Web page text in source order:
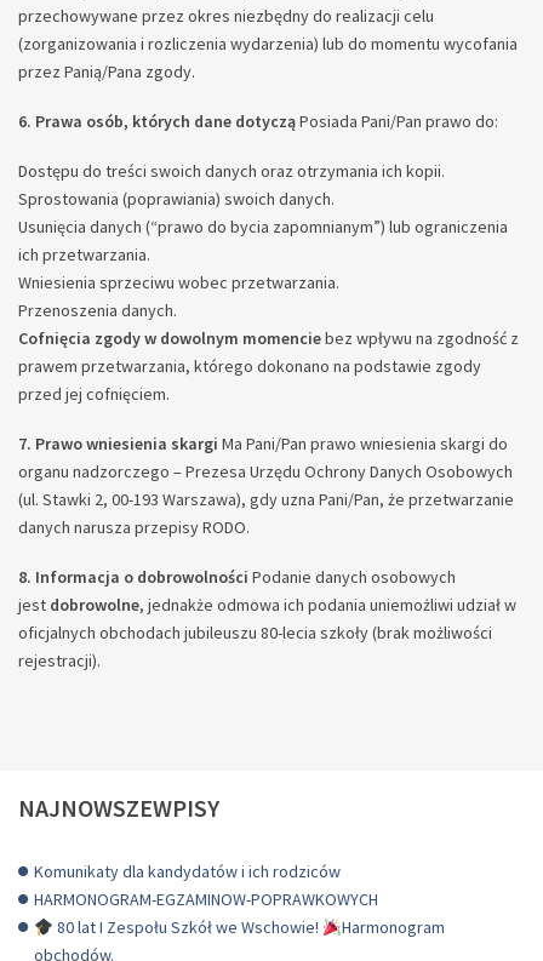
przechowywane przez okres niezbędny do realizacji celu
(zorganizowania i rozliczenia wydarzenia) lub do momentu wycofania
przez Panią/Pana zgody.
6. Prawa osób, których dane dotycząPosiada Pani/Pan prawo do:
Dostępu do treści swoich danych oraz otrzymania ich kopii.
Sprostowania (poprawiania) swoich danych.
Usunięcia danych (“prawo do bycia zapomnianym”) lub ograniczenia
ich przetwarzania.
Wniesienia sprzeciwu wobec przetwarzania.
Przenoszenia danych.
Cofnięcia zgody w dowolnym momenciebez wpływu na zgodność z
prawem przetwarzania, którego dokonano na podstawie zgody
przed jej cofnięciem.
7. Prawo wniesienia skargi Ma Pani/Pan prawo wniesienia skargi do
organu nadzorczego – Prezesa Urzędu Ochrony Danych Osobowych
(ul. Stawki 2, 00-193 Warszawa), gdy uzna Pani/Pan, że przetwarzanie
danych narusza przepisy RODO.
8. Informacja o dobrowolności Podanie danych osobowych
jest dobrowolne, jednakże odmowa ich podania uniemożliwi udział w
oficjalnych obchodach jubileuszu 80-lecia szkoły (brak możliwości
rejestracji).
NAJNOWSZEWPISY
Komunikaty dla kandydatów i ich rodziców
HARMONOGRAM-EGZAMINOW-POPRAWKOWYCH
80 lat I Zespołu Szkół we Wschowie!
Harmonogram
obchodów.